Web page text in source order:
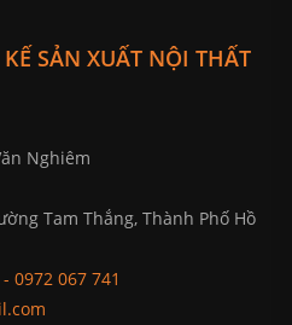
SẢN XUẤT NỘI THẤT
Nghiêm
Tam Thắng, Thành Phố Hồ
0972 067 741